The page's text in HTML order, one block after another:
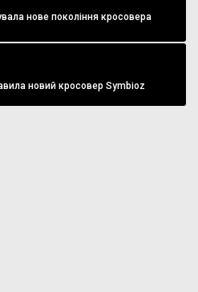
нове покоління кросовера
новий кросовер Symbioz